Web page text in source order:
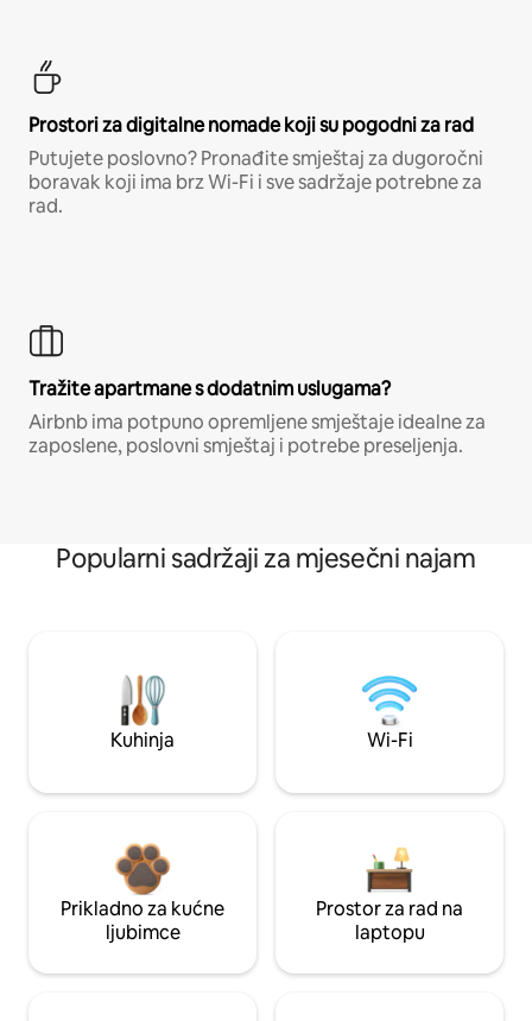
Prostori za digitalne nomade koji su pogodni za rad
Putujete poslovno? Pronađite smještaj za dugoročni
boravak koji ima brz Wi-Fi i sve sadržaje potrebne za
rad.
Tražite apartmane s dodatnim uslugama?
Airbnb ima potpuno opremljene smještaje idealne za
zaposlene, poslovni smještaj i potrebe preseljenja.
Popularni sadržaji za mjesečni najam
Kuhinja Wi-Fi
Prikladno za kućne
ljubimce
Prostor za rad na
laptopu